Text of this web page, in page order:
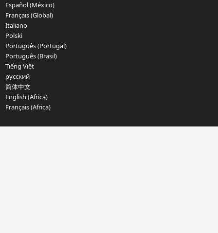
Español (México)
Français (Global)
Italiano
Polski
Português (Portugal)
Português (Brasil)
Tiếng Việt
русский
简体中文
English (Africa)
Français (Africa)